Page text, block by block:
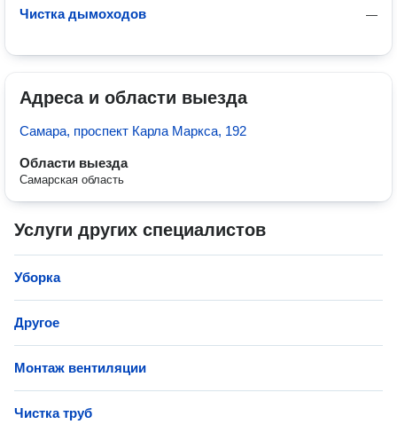
—
Чистка дымоходов
Адреса и области выезда
Самара, проспект Карла Маркса, 192
Области выезда
Самарская область
Услуги других специалистов
Уборка
Другое
Монтаж вентиляции
Чистка труб